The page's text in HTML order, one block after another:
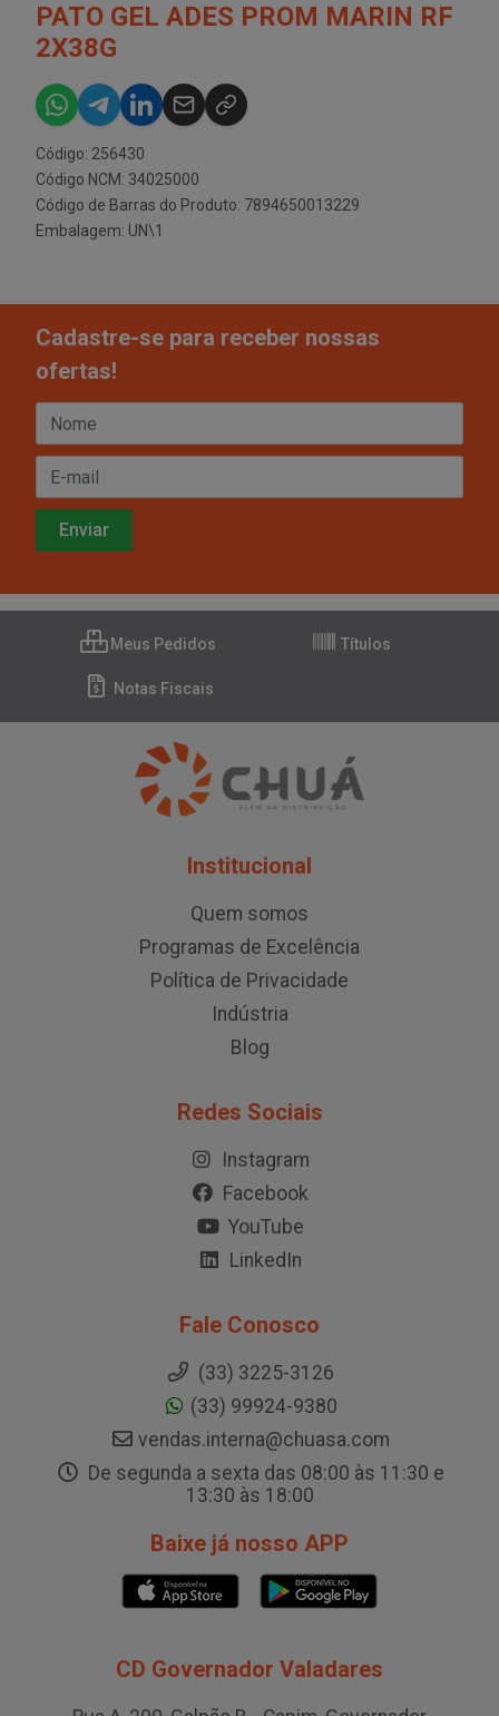
PATO GEL ADES PROM MARIN RF
2X38G
Código: 256430
Código NCM: 34025000
Código de Barras do Produto: 7894650013229
Embalagem: UN\1
Cadastre-se para receber nossas
ofertas!
Meus Pedidos Títulos
Notas Fiscais
Institucional
Quem somos
Programas de Excelência
Política de Privacidade
Indústria
Blog
Redes Sociais
Instagram
Facebook
YouTube
LinkedIn
Fale Conosco
(33) 3225-3126
(33) 99924-9380
vendas.interna@chuasa.com
De segunda a sexta das 08:00 às 11:30 e
13:30 às 18:00
Baixe já nosso APP
CD Governador Valadares